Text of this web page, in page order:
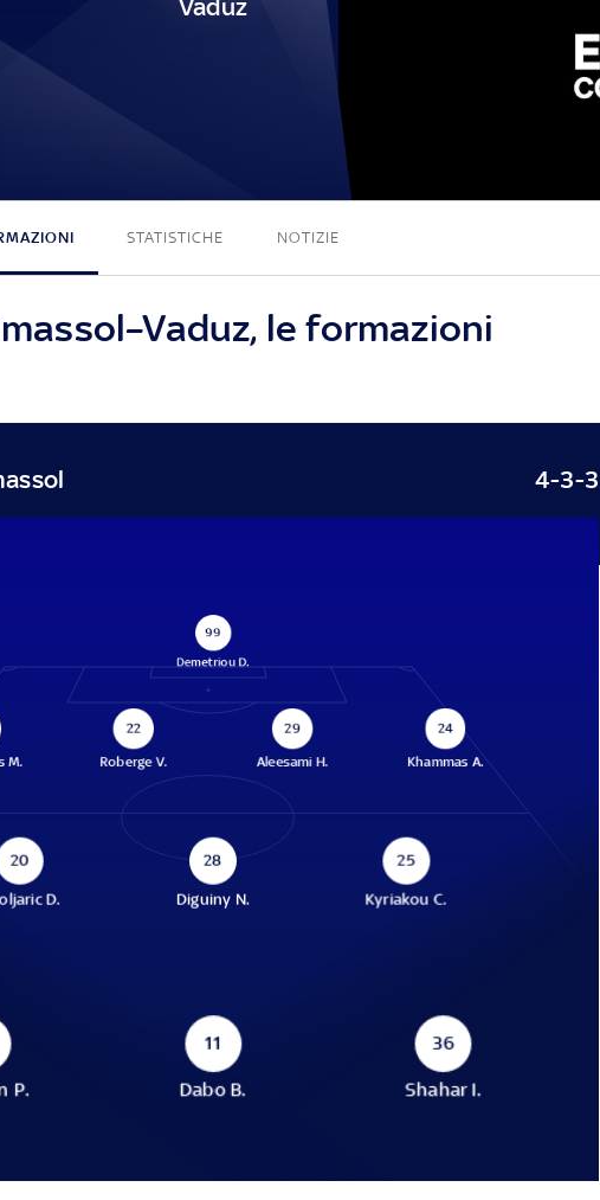
Vaduz
STATISTICHE NOTIZIE
le formazioni
4-3-3
99
Demetriou D.
M.
22
Roberge V.
29
Aleesami H.
24
Khammas A.
20
D.
28
Diguiny N.
25
Kyriakou C.
P.
11
Dabo B.
36
Shahar I.